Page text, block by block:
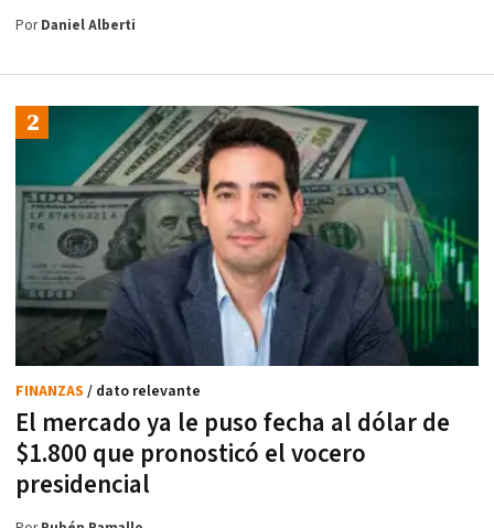
PorDaniel Alberti
El mercado ya le puso fecha al dólar de
$1.800 que pronosticó el vocero
presidencial
FINANZAS / dato relevante